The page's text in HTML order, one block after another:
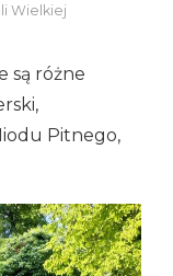
Wielkiej
są różne
Pitnego,